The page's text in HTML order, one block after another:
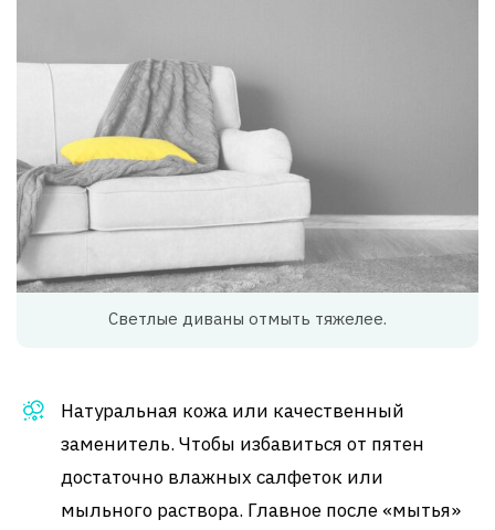
Светлые диваны отмыть тяжелее.
Натуральная кожа или качественный
заменитель. Чтобы избавиться от пятен
достаточно влажных салфеток или
мыльного раствора. Главное после «мытья»